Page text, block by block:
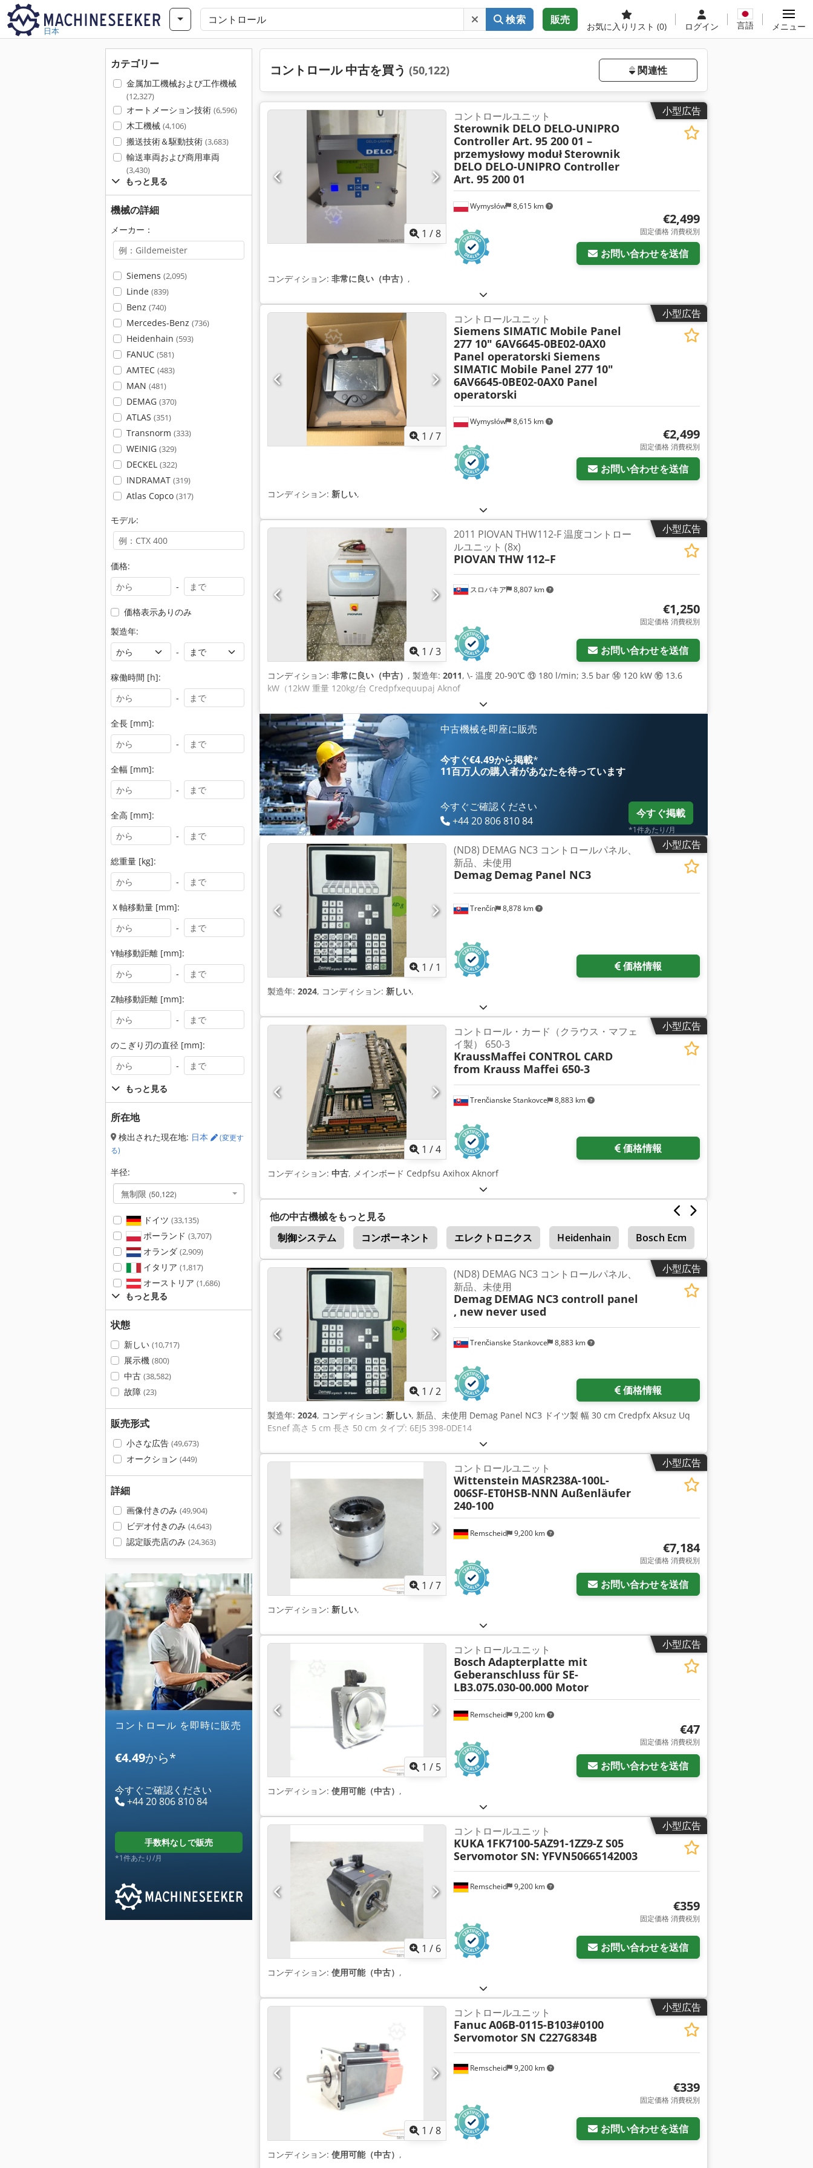
日本
検索 販売
お気に入りリスト (0) ログイン 言語 メニュー
カテゴリー
金属加工機械および工作機械
(12,327)
オートメーション技術 (6,596)
木工機械 (4,106)
搬送技術＆駆動技術 (3,683)
輸送車両および商用車両
(3,430)
もっと見る
機械の詳細
メーカー：
Siemens (2,095)
Linde (839)
Benz (740)
Mercedes-Benz (736)
Heidenhain (593)
FANUC (581)
AMTEC (483)
MAN (481)
DEMAG (370)
ATLAS (351)
Transnorm (333)
WEINIG (329)
DECKEL (322)
INDRAMAT (319)
Atlas Copco (317)
モデル:
価格:
-
価格表示ありのみ
製造年:
-
稼働時間 [h]:
-
全長 [mm]:
-
全幅 [mm]:
-
全高 [mm]:
-
総重量 [kg]:
-
Ｘ軸移動量 [mm]:
-
Y軸移動距離 [mm]:
-
Z軸移動距離 [mm]:
-
のこぎり刃の直径 [mm]:
-
もっと見る
所在地
検出された現在地: 日本
(変更す
る)
半径:
無制限 (50,122)
ドイツ (33,135)
ポーランド (3,707)
オランダ (2,909)
イタリア (1,817)
オーストリア (1,686)
もっと見る
状態
新しい (10,717)
展示機 (800)
中古 (38,582)
故障 (23)
販売形式
小さな広告 (49,673)
オークション (449)
詳細
画像付きのみ (49,904)
ビデオ付きのみ (4,643)
認定販売店のみ (24,363)
コントロール を即時に販売
€4.49から*
今すぐご確認ください
+44 20 806 810 84
手数料なしで販売
*1件あたり/月
コントロール 中古を買う (50,122) 関連性
小型広告
1 /8
Wymysłów 8,615 km
コントロールユニット
Sterownik DELO DELO-UNIPRO
Controller Art. 95 200 01 –
przemysłowy modułSterownik
DELO DELO-UNIPRO Controller
Art. 95 200 01
€2,499
固定価格 消費税別
お問い合わせを送信
コンディション: 非常に良い（中古） ,
小型広告
1 /7
Wymysłów 8,615 km
コントロールユニット
Siemens SIMATIC Mobile Panel
277 10" 6AV6645-0BE02-0AX0
Panel operatorski Siemens
SIMATIC Mobile Panel 277 10"
6AV6645-0BE02-0AX0 Panel
operatorski
€2,499
固定価格 消費税別
お問い合わせを送信
コンディション: 新しい,
小型広告
1 /3
スロバキア 8,807 km
2011 PIOVAN THW112-F 温度コントロー
ルユニット (8x)
PIOVAN THW 112–F
€1,250
固定価格 消費税別
お問い合わせを送信
コンディション: 非常に良い（中古） , 製造年: 2011, \- 温度 20-90℃ ⑬ 180 l/min; 3.5 bar ⑭ 120 kW ⑯ 13.6
kW（12kW 重量 120kg/台 Credpfxequupaj Aknof
中古機械を即座に販売
今すぐ€4.49から掲載*
11百万人の購入者があなたを待っています
今すぐご確認ください
+44 20 806 810 84
今すぐ掲載
*1件あたり/月
小型広告
1 / 1
Trenčín 8,878 km
(ND8) DEMAG NC3 コントロールパネル、
新品、未使用
Demag Demag Panel NC3
価格情報
製造年: 2024, コンディション: 新しい,
小型広告
1 /4
Trenčianske Stankovce 8,883 km
コントロール・カード（クラウス・マフェ
イ製） 650-3
KraussMaffei CONTROL CARD
from Krauss Maffei 650-3
価格情報
コンディション: 中古, メインボード Cedpfsu Axihox Aknorf
他の中古機械をもっと見る
制御システム
コンポーネント エレクトロニクス Heidenhain Bosch Ecm
Koch Wittmann
小型広告
1 /2
Trenčianske Stankovce 8,883 km
(ND8) DEMAG NC3 コントロールパネル、
新品、未使用
Demag DEMAG NC3 controll panel
, new never used
価格情報
製造年: 2024, コンディション: 新しい, 新品、未使用 Demag Panel NC3 ドイツ製 幅 30 cm Credpfx Aksuz Uq
Esnef 高さ 5 cm 長さ 50 cm タイプ: 6EJ5 398-0DE14
小型広告
1 /7
Remscheid 9,200 km
コントロールユニット
Wittenstein MASR238A-100L-
006SF-ET0HSB-NNN Außenläufer
240-100
€7,184
固定価格 消費税別
お問い合わせを送信
コンディション: 新しい,
小型広告
1 / 5
Remscheid 9,200 km
コントロールユニット
Bosch Adapterplatte mit
Geberanschluss für SE-
LB3.075.030-00.000 Motor
€47
固定価格 消費税別
お問い合わせを送信
コンディション: 使用可能（中古） ,
小型広告
1 / 6
Remscheid 9,200 km
コントロールユニット
KUKA 1FK7100-5AZ91-1ZZ9-Z S05
Servomotor SN: YFVN50665142003
€359
固定価格 消費税別
お問い合わせを送信
コンディション: 使用可能（中古） ,
小型広告
1 /8
Remscheid 9,200 km
コントロールユニット
FanucA06B-0115-B103#0100
Servomotor SN C227G834B
€339
固定価格 消費税別
お問い合わせを送信
コンディション: 使用可能（中古） ,